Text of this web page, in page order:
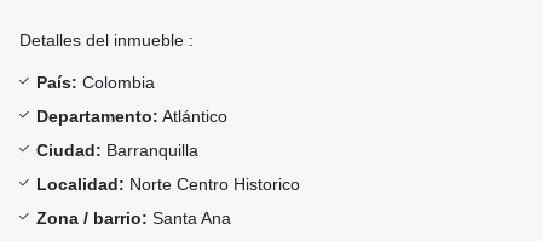
Detalles del inmueble :
País: Colombia
Departamento: Atlántico
Ciudad: Barranquilla
Localidad: Norte Centro Historico
Zona / barrio: Santa Ana